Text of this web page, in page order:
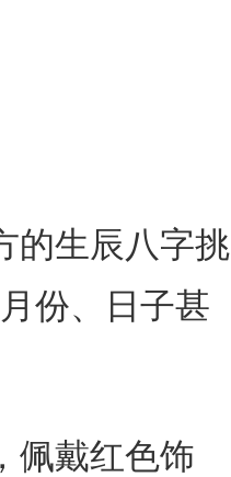
的生辰八字挑
份、日子甚
佩戴红色饰